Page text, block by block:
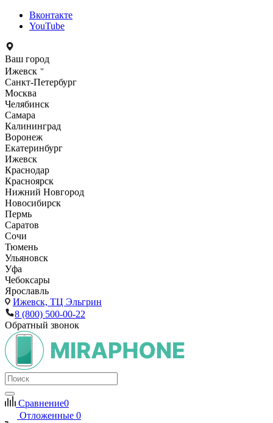
Вконтакте
YouTube
Ваш город
Ижевск
Санкт-Петербург
Москва
Челябинск
Самара
Калининград
Воронеж
Екатеринбург
Ижевск
Краснодар
Красноярск
Нижний Новгород
Новосибирск
Пермь
Саратов
Сочи
Тюмень
Ульяновск
Уфа
Чебоксары
Ярославль
Ижевск, ТЦ Эльгрин
8 (800) 500-00-22
Обратный звонок
Сравнение0
Отложенные 0